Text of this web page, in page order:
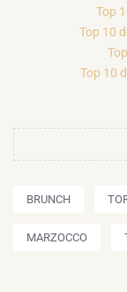
Top
Top 10
Top 10
BRUNCH
MARZOCCO